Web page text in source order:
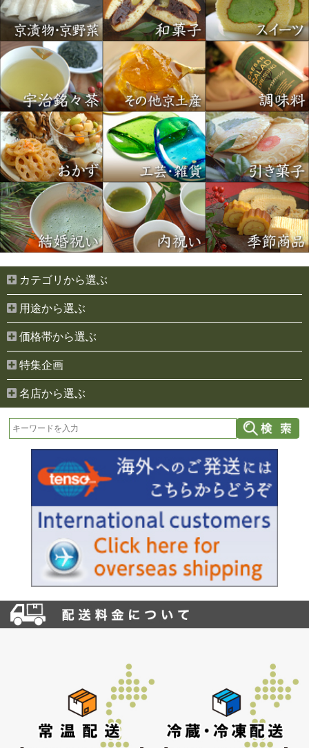
カテゴリから選ぶ
用途から選ぶ
価格帯から選ぶ
特集企画
名店から選ぶ